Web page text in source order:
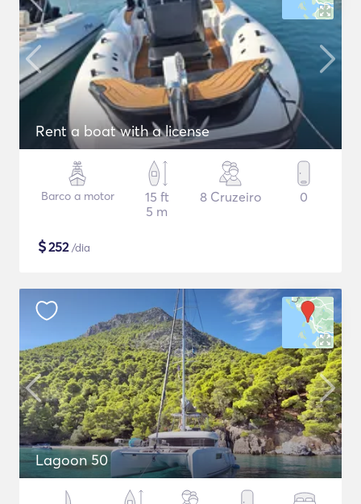
Rent a boat with a license
Barco a motor
15 ft
5 m
8 Cruzeiro 0
$252/dia
Lagoon 50